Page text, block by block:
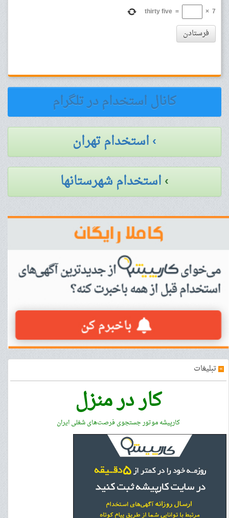
7
×
=
thirty five
فرستادن
کانال استخدام در تلگرام
› استخدام تهران
›استخدام شهرستانها
» تبلیغات
کار در منزل
کارپیشه موتور جستجوی فرصت‌های شغلی ایران